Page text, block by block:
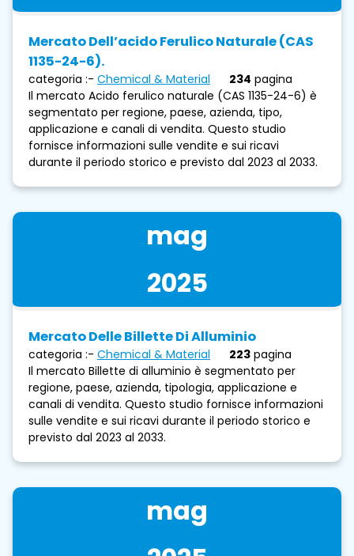
Mercato Dell’acido Ferulico Naturale (CAS
1135-24-6).
categoria :- Chemical & Material 234 pagina
Il mercato Acido ferulico naturale (CAS 1135-24-6) è
segmentato per regione, paese, azienda, tipo,
applicazione e canali di vendita. Questo studio
fornisce informazioni sulle vendite e sui ricavi
durante il periodo storico e previsto dal 2023 al 2033.
mag
2025
Mercato Delle Billette Di Alluminio
categoria :- Chemical & Material 223 pagina
Il mercato Billette di alluminio è segmentato per
regione, paese, azienda, tipologia, applicazione e
canali di vendita. Questo studio fornisce informazioni
sulle vendite e sui ricavi durante il periodo storico e
previsto dal 2023 al 2033.
mag